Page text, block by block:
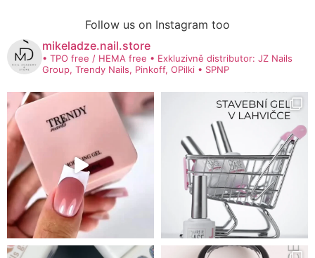
Follow us on Instagram too
mikeladze.nail.store
• TPO free / HEMA free • Exkluzivně distributor: JZ Nails
Group, Trendy Nails, Pinkoff, OPilki • SPNP